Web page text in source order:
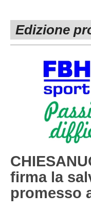
1^ CATEGORIA
3^ CATEGORIA
GIOVANILI
Edizione
firma la
promesso